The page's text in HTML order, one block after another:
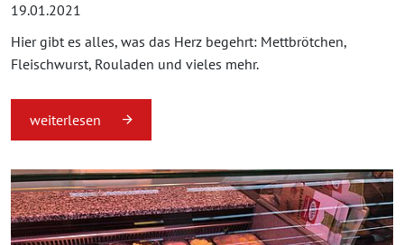
19.01.2021
Hier gibt es alles, was das Herz begehrt: Mettbrötchen,
Fleischwurst, Rouladen und vieles mehr.
weiterlesen